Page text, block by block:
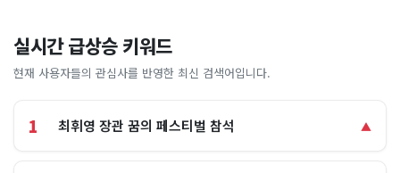
실시간 급상승 키워드
현재 사용자들의 관심사를 반영한 최신 검색어입니다.
1 최휘영 장관 꿈의 페스티벌 참석 ▲